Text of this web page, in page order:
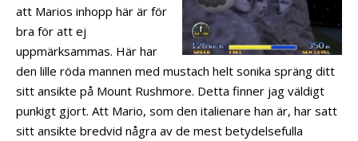
att Marios inhopp här är för
bra för att ej
uppmärksammas. Här har
den lille röda mannen med mustach helt sonika spräng ditt
sitt ansikte på Mount Rushmore. Detta finner jag väldigt
punkigt gjort. Att Mario, som den italienare han är, har satt
sitt ansikte bredvid några av de mest betydelsefulla